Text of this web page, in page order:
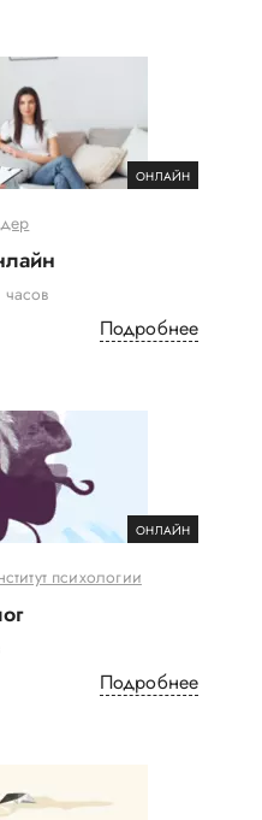
ОНЛАЙН
Подробнее
ОНЛАЙН
психологии
Подробнее